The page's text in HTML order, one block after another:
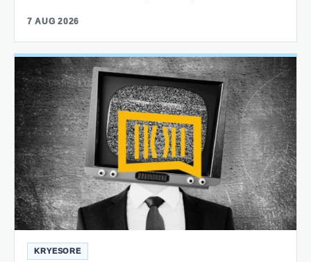
7 AUG 2026
KRYESORE